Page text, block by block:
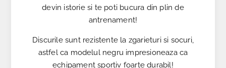
devin istorie si te poti bucura din plin de
antrenament!
Discurile sunt rezistente la zgarieturi si socuri,
astfel ca modelul negru impresioneaza ca
echipament sportiv foarte durabil!